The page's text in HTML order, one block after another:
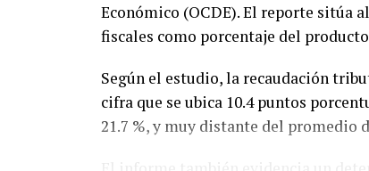
Económico (OCDE). El reporte sitúa
fiscales como porcentaje del
Según el estudio, la recaudación
cifra que se ubica 10.4 puntos
21.7 %, y muy distante del promedio